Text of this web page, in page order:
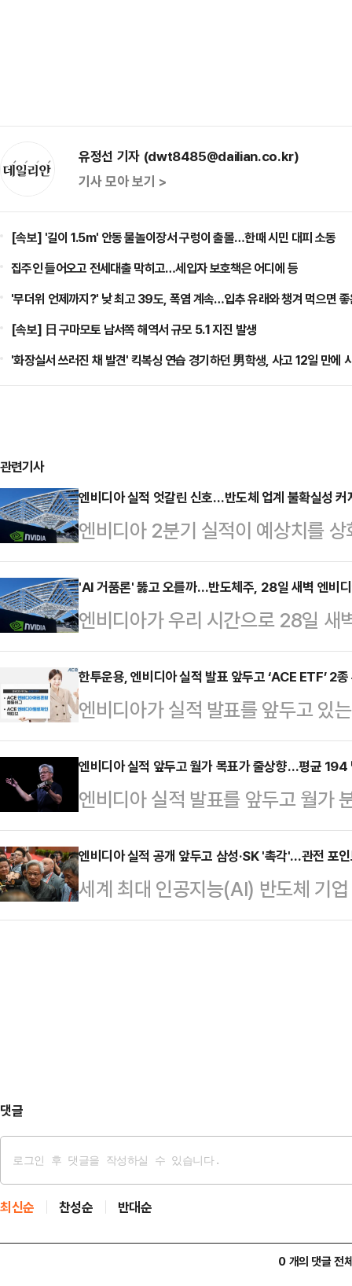
유정선 기자 (dwt8485@dailian.co.kr)
기사 모아 보기 >
[속보] '길이 1.5m' 안동 물놀이장서 구렁이 출몰…한때 시민 대피 소동
집주인 들어오고 전세대출 막히고…세입자 보호책은 어디에 등
'무더위 언제까지?' 낮 최고 39도, 폭염 계속…입추 유래와 챙겨 먹으면
[속보] 日 구마모토 남서쪽 해역서 규모 5.1 지진 발생
'화장실서 쓰러진 채 발견' 킥복싱 연습 경기하던 男학생, 사고 12일 만에
관련기사
엔비디아 실적 엇갈린 신호…반도체 업계 불확실성 커
엔비디아 2분기 실적이 예상치를
도체 업계에 복합적 신호를 보내고
일(현지시간) 2분기 매출 467억
웃돌았고, 주당순이익(EPS)도
고 발표했다. 시장조사업체 LSEG
1.01달러를 예측한 바 있다.전반적
AI를 반영한 핵심 사업인 데이터센
억4…
'AI 거품론' 뚫고 오를까…반도체주, 28일 새벽 엔비
엔비디아가 우리 시간으로 28일 새
에 미칠 영향이 주목된다.인공지능
주' 엔비디아가 우려를 불식시키고
데, 시장의 전망은 대체로 낙관적
관망하는 흐름도 완전히 배제할 수
르면, 이날 코스피 시장에서 삼성
에 장을 마쳤다. SK하이닉스는
아 실적 발…
한투운용, 엔비디아 실적 발표 앞두고 ‘ACE ETF’ 2
엔비디아가 실적 발표를 앞두고 있
투자 전략으로 ACE 상장지수펀드
운용이 26일 추천한 2종 상품은
엔비디아밸류체인액티브’다.우선
투자신탁운용이 지난 2022년 11월
와 함께 국채 및 통화안정증권에
비중은 30%로, 국내 상장된 ETF
엔비디아채…
엔비디아 실적 앞두고 월가 목표가 줄상향…평균 194
엔비디아 실적 발표를 앞두고 월가
다.오는 27일 엔비디아가 2025회
가운데 최소 9명의 분석가가 목표
버그 통신을 인용해 23일 보도했다
웨드부시, 키뱅크, UBS, 모건스탠
엔비디아 실적 공개 앞두고 삼성·SK '촉각'…관전 포
세계 최대 인공지능(AI) 반도체 기
2분기(5~7월) 실적을 발표한다.AI
댓글
최신순 찬성순 반대순
0 개의 댓글 전